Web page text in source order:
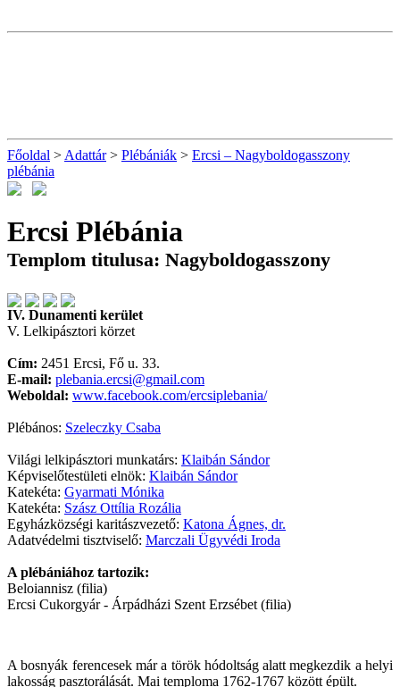
Főoldal > Adattár> Plébániák > Ercsi – Nagyboldogasszony
plébánia
Ercsi Plébánia
Templom titulusa: Nagyboldogasszony
IV. Dunamenti kerület
V. Lelkipásztori körzet
Cím: 2451 Ercsi, Fő u. 33.
E-mail: plebania.ercsi@gmail.com
Weboldal: www.facebook.com/ercsiplebania/
Plébános: Szeleczky Csaba
Világi lelkipásztori munkatárs: Klaibán Sándor
Képviselőtestületi elnök: Klaibán Sándor
Katekéta: Gyarmati Mónika
Katekéta: Szász Ottília Rozália
Egyházközségi karitászvezető: Katona Ágnes, dr.
Adatvédelmi tisztviselő: Marczali Ügyvédi Iroda
A plébániához tartozik:
Beloiannisz (filia)
Ercsi Cukorgyár - Árpádházi Szent Erzsébet (filia)
A bosnyák ferencesek már a török hódoltság alatt megkezdik a helyi
lakosság pasztorálását. Mai temploma 1762-1767 között épült.